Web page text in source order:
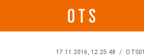
17.11.2016, 12:25:48 /